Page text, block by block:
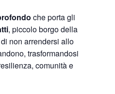
che porta gli
, piccolo borgo della
non arrendersi allo
trasformandosi
comunità e